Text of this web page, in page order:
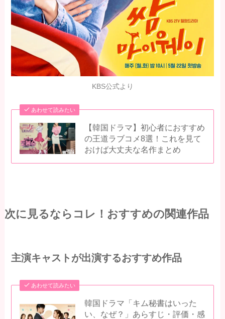
KBS公式より
あわせて読みたい
【韓国ドラマ】初心者におすすめ
の王道ラブコメ8選！これを見て
おけば大丈夫な名作まとめ
次に見るならコレ！おすすめの関連作品
主演キャストが出演するおすすめ作品
あわせて読みたい
韓国ドラマ「キム秘書はいった
い、なぜ？」あらすじ・評価・感